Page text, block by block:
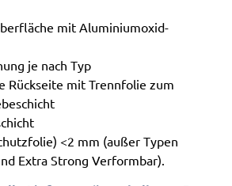
mit Aluminiumoxid-
je nach Typ
Rückseite mit Trennfolie zum
<2 mm (außer Typen
Extra Strong Verformbar).